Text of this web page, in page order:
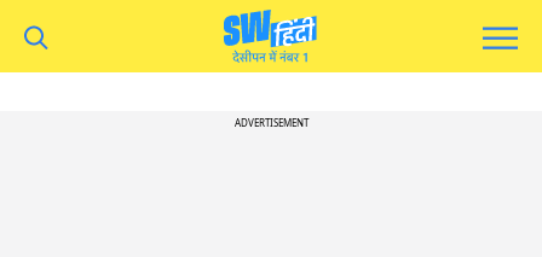
ADVERTISEMENT